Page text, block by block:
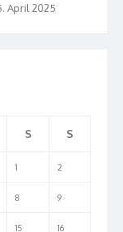
April 2025
S S
1 2
8 9
15 16